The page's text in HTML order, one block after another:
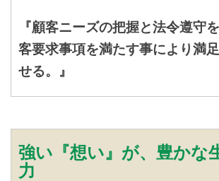
『顧客ニーズの把握と法令遵守
客要求事項を満たす事により満
せる。』
強い『想い』が、豊かな
力